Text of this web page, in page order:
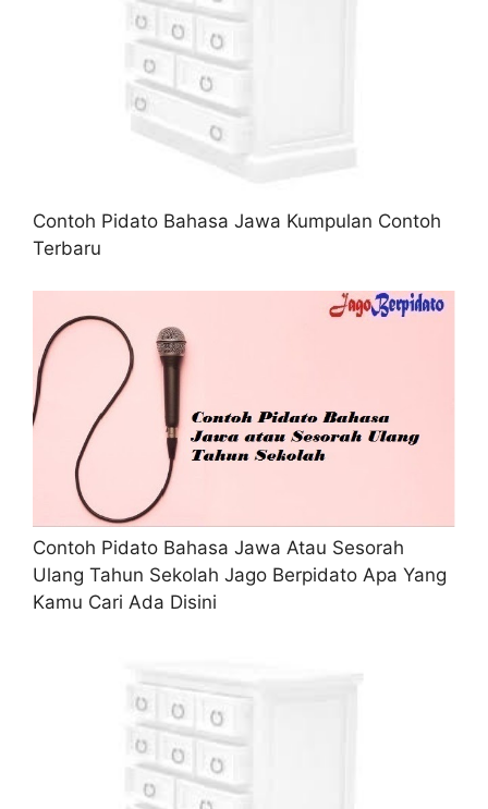
Contoh Pidato Bahasa Jawa Kumpulan Contoh
Terbaru
Contoh Pidato Bahasa Jawa Atau Sesorah
Ulang Tahun Sekolah Jago Berpidato Apa Yang
Kamu Cari Ada Disini